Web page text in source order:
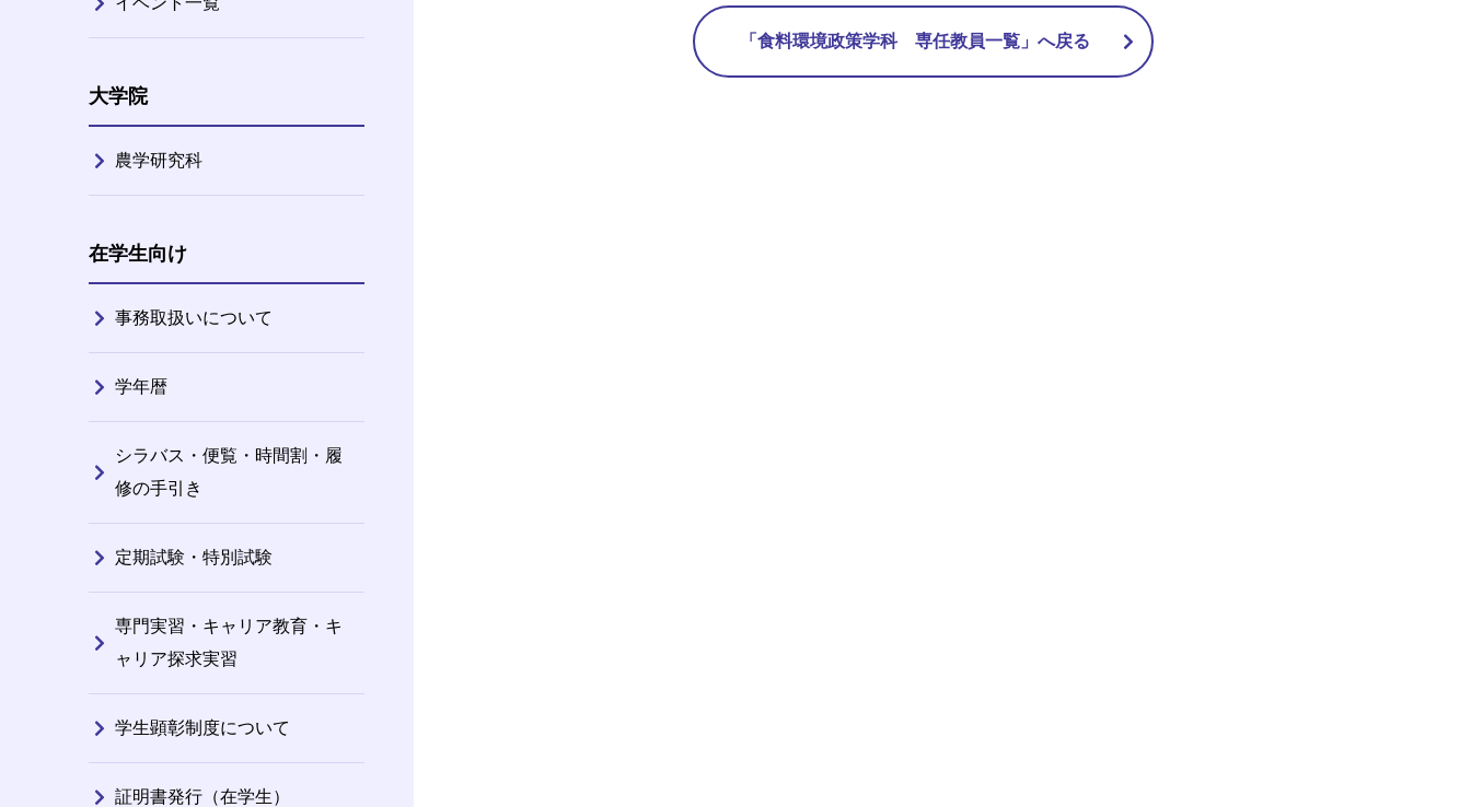
「食料環境政策学科 専任教員一覧」へ戻る
大学院
農学研究科
在学生向け
事務取扱いについて
学年暦
シラバス・便覧・時間割・履
修の手引き
定期試験・特別試験
専門実習・キャリア教育・キ
ャリア探求実習
学生顕彰制度について
証明書発行（在学生）